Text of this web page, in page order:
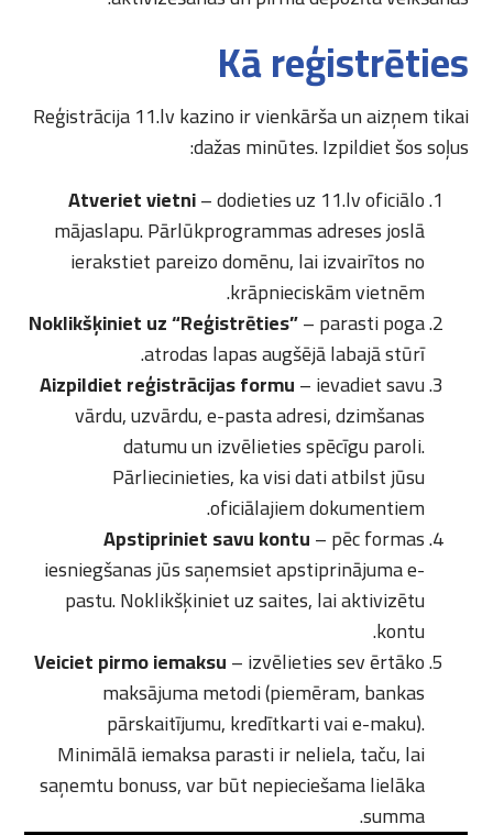
Kā reģistrēties
Reģistrācija 11.lv kazino ir vienkārša un aizņem tikai
dažas minūtes. Izpildiet šos soļus:
Atveriet vietni– dodieties uz 11.lv oficiālo
mājaslapu. Pārlūkprogrammas adreses joslā
ierakstiet pareizo domēnu, lai izvairītos no
krāpnieciskām vietnēm.
Noklikšķiniet uz “Reģistrēties”– parasti poga
atrodas lapas augšējā labajā stūrī.
Aizpildiet reģistrācijas formu– ievadiet savu
vārdu, uzvārdu, e-pasta adresi, dzimšanas
datumu un izvēlieties spēcīgu paroli.
Pārliecinieties, ka visi dati atbilst jūsu
oficiālajiem dokumentiem.
Apstipriniet savu kontu– pēc formas
iesniegšanas jūs saņemsiet apstiprinājuma e-
pastu. Noklikšķiniet uz saites, lai aktivizētu
kontu.
Veiciet pirmo iemaksu– izvēlieties sev ērtāko
maksājuma metodi (piemēram, bankas
pārskaitījumu, kredītkarti vai e-maku).
Minimālā iemaksa parasti ir neliela, taču, lai
saņemtu bonuss, var būt nepieciešama lielāka
summa.